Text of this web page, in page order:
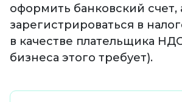
оформить банковский счет,
зарегистрироваться в
в качестве плательщика
бизнеса этого требует).